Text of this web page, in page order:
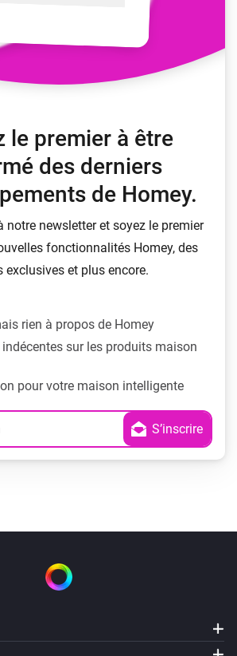
le premier à être
des derniers
de Homey.
notre newsletter et soyez le premier
fonctionnalités Homey, des
exclusives et plus encore.
rien à propos de Homey
indécentes sur les produits maison
pour votre maison intelligente